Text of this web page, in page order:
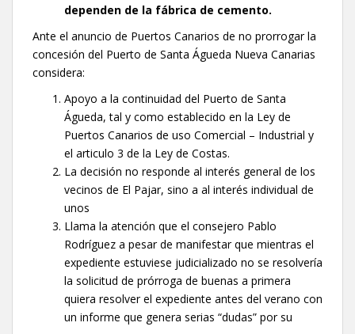
dependen de la fábrica de cemento.
Ante el anuncio de Puertos Canarios de no prorrogar la
concesión del Puerto de Santa Águeda Nueva Canarias
considera:
Apoyo a la continuidad del Puerto de Santa
Águeda, tal y como establecido en la Ley de
Puertos Canarios de uso Comercial – Industrial y
el articulo 3 de la Ley de Costas.
La decisión no responde al interés general de los
vecinos de El Pajar, sino a al interés individual de
unos
Llama la atención que el consejero Pablo
Rodríguez a pesar de manifestar que mientras el
expediente estuviese judicializado no se resolvería
la solicitud de prórroga de buenas a primera
quiera resolver el expediente antes del verano con
un informe que genera serias “dudas” por su